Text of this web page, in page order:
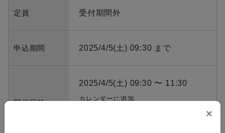
定員 受付期間外
申込期間 2025/4/5(土) 09:30 まで
開催日時
2025/4/5(土) 09:30 〜 11:30
カレンダーに追加
×